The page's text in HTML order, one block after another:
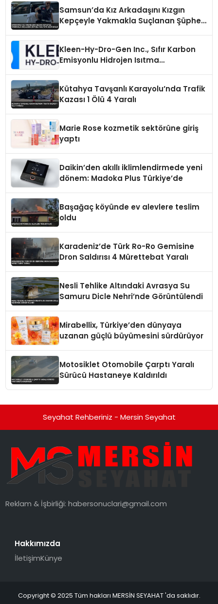
Samsun’da Kız Arkadaşını Kızgın
Kepçeyle Yakmakla Suçlanan Şüpheli
Kleen-Hy-Dro-Gen Inc., Sıfır Karbon
Emisyonlu Hidrojen Isıtma
Kütahya Tavşanlı Karayolu’nda Trafik
Kazası 1 Ölü 4 Yaralı
Marie Rose kozmetik sektörüne giriş
yaptı
Daikin’den akıllı iklimlendirmede yeni
dönem: Madoka Plus Türkiye’de
Başağaç köyünde ev alevlere teslim
oldu
Karadeniz’de Türk Ro-Ro Gemisine
Dron Saldırısı 4 Mürettebat Yaralı
Nesli Tehlike Altındaki Avrasya Su
Samuru Dicle Nehri’nde Görüntülendi
Mirabellix, Türkiye’den dünyaya
uzanan güçlü büyümesini sürdürüyor
Motosiklet Otomobile Çarptı Yaralı
Sürücü Hastaneye Kaldırıldı
Seyahat Rehberiniz - Mersin Seyahat
Reklam & İşbirliği:habersonuclari@gmail.com
Hakkımızda
İletişimKünye
Copyright © 2025 Tüm hakları MERSİN SEYAHAT 'da saklıdır.